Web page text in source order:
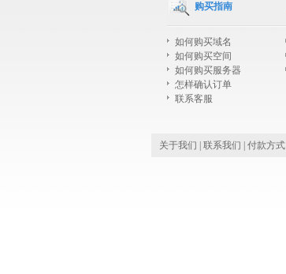
购买指南
如何购买域名
如何购买空间
如何购买服务器
怎样确认订单
联系客服
关于我们 联系我们 付款方式